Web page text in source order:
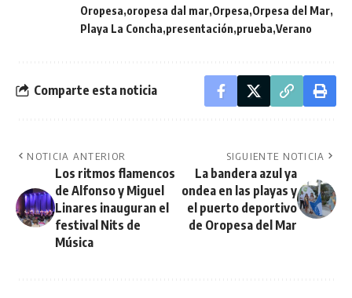
Oropesa oropesa dal mar Orpesa Orpesa del Mar
Playa La Concha presentación prueba Verano
Comparte esta noticia
NOTICIA ANTERIOR
Los ritmos flamencos
de Alfonso y Miguel
Linares inauguran el
festival Nits de
Música
SIGUIENTE NOTICIA
La bandera azul ya
ondea en las playas y
el puerto deportivo
de Oropesa del Mar